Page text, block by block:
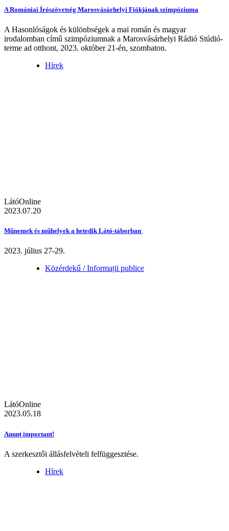
A Romániai Írószövetség Marosvásárhelyi Fiókjának szimpóziuma
A Hasonlóságok és különbségek a mai román és magyar
irodalomban című szimpóziumnak a Marosvásárhelyi Rádió Stúdió-
terme ad otthont, 2023. október 21-én, szombaton.
Hírek
LátóOnline
2023.07.20
Műnemek és műhelyek a hetedik Látó-táborban
2023. július 27-29.
Közérdekű / Informații publice
LátóOnline
2023.05.18
Anunț important!
A szerkesztői állásfelvételi felfüggesztése.
Hírek